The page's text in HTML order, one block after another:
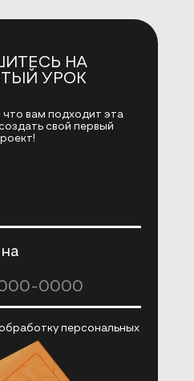
НА
УРОК
вам подходит эта
свой первый
персональных